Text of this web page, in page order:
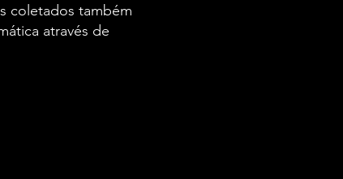
coletados também
através de